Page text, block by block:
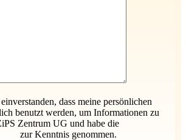
leer.
dass meine persönlichen
benutzt werden, um Informationen zu
Zentrum UG und habe die
zur Kenntnis genommen.